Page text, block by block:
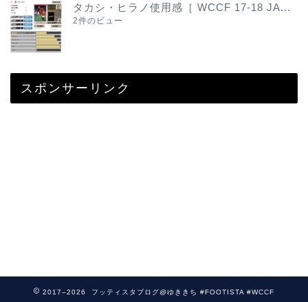
タカシ・ヒラノ使用感［ WCCF 17-18 JA...
2件のビュー
スポンサーリンク
2017–2026 フッティスタブログ@ゆききち #FOOTISTA #WCCF